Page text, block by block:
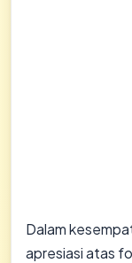
​Dalam
apresiasi atas